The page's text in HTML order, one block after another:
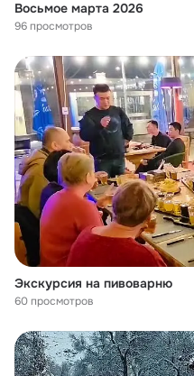
Восьмое марта 2026
96 просмотров
Экскурсия на пивоварню
60 просмотров